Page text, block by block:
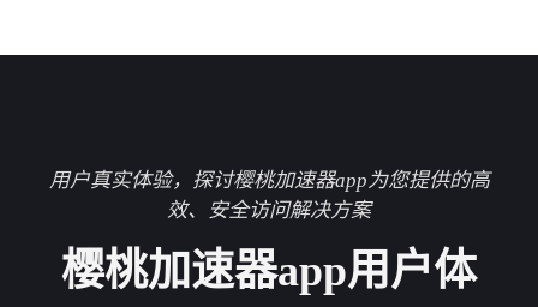
用户真实体验，探讨樱桃加速器app为您提供的高
效、安全访问解决方案
樱桃加速器app用户体